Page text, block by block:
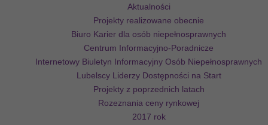
Aktualności
Projekty realizowane obecnie
Biuro Karier dla osób niepełnosprawnych
Centrum Informacyjno-Poradnicze
Internetowy Biuletyn Informacyjny Osób Niepełnosprawnych
Lubelscy Liderzy Dostępności na Start
Projekty z poprzednich latach
Rozeznania ceny rynkowej
2017 rok